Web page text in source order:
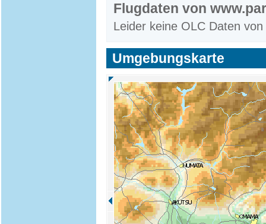
Flugdaten von
Leider keine OLC Daten
Umgebungskarte